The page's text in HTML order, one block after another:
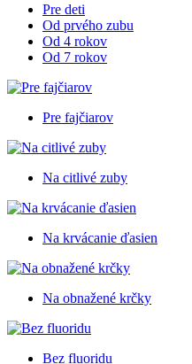
Pre deti
Od prvého zubu
Od 4 rokov
Od 7 rokov
Pre fajčiarov
Na citlivé zuby
Na krvácanie ďasien
Na obnažené krčky
Bez fluoridu